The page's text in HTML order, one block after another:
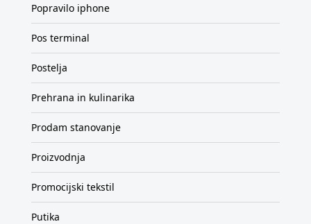
Popravilo iphone
Pos terminal
Postelja
Prehrana in kulinarika
Prodam stanovanje
Proizvodnja
Promocijski tekstil
Putika